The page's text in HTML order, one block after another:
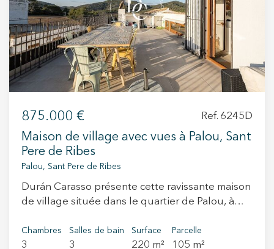
+34 935 178 067
ES CA EN
875.000 € Ref. 6245D
Maison de village avec vues à Palou, Sant
Pere de Ribes
Palou, Sant Pere de Ribes
Durán Carasso présente cette ravissante maison
de village située dans le quartier de Palou, à
environnement naturel et paisible. Entièrement
rénovée avec beaucoup de goût et de soin, la
Chambres
3
Salles de bain
3
Surface
220 m²
Parcelle
105 m²